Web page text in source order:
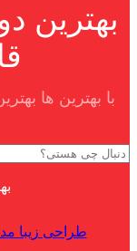
بهترین
با بهترین ها
Search
for:
طراحی زیبا